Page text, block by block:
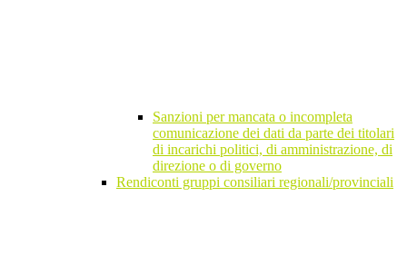
Sanzioni per mancata o incompleta
comunicazione dei dati da parte dei titolari
di incarichi politici, di amministrazione, di
direzione o di governo
Rendiconti gruppi consiliari regionali/provinciali